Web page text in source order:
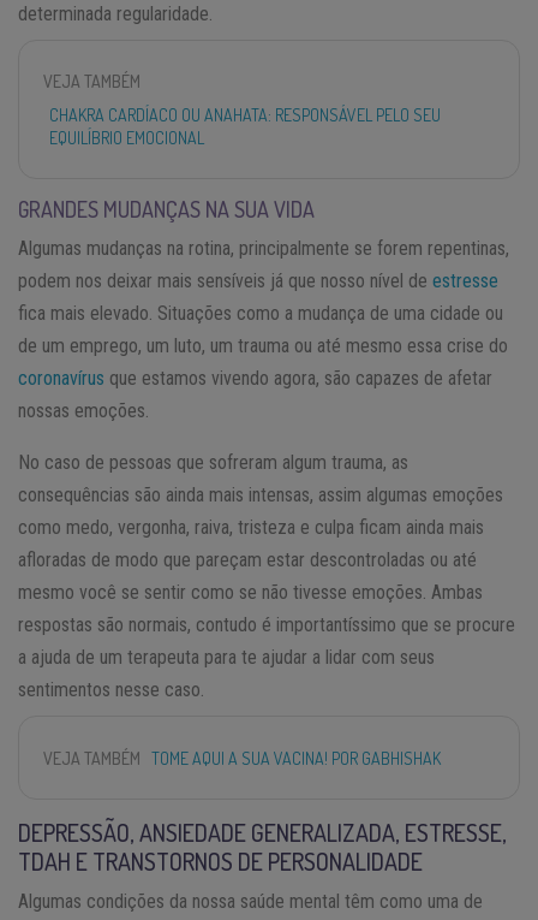
determinada regularidade.
VEJA TAMBÉM
CHAKRA CARDÍACO OU ANAHATA: RESPONSÁVEL PELO SEU
EQUILÍBRIO EMOCIONAL
GRANDES MUDANÇAS NA SUA VIDA
Algumas mudanças na rotina, principalmente se forem repentinas,
podem nos deixar mais sensíveis já que nosso nível de estresse
fica mais elevado. Situações como a mudança de uma cidade ou
de um emprego, um luto, um trauma ou até mesmo essa crise do
coronavírus que estamos vivendo agora, são capazes de afetar
nossas emoções.
No caso de pessoas que sofreram algum trauma, as
consequências são ainda mais intensas, assim algumas emoções
como medo, vergonha, raiva, tristeza e culpa ficam ainda mais
afloradas de modo que pareçam estar descontroladas ou até
mesmo você se sentir como se não tivesse emoções. Ambas
respostas são normais, contudo é importantíssimo que se procure
a ajuda de um terapeuta para te ajudar a lidar com seus
sentimentos nesse caso.
VEJA TAMBÉM TOME AQUI A SUA VACINA! POR GABHISHAK
DEPRESSÃO, ANSIEDADE GENERALIZADA, ESTRESSE,
TDAH E TRANSTORNOS DE PERSONALIDADE
Algumas condições da nossa saúde mental têm como uma de